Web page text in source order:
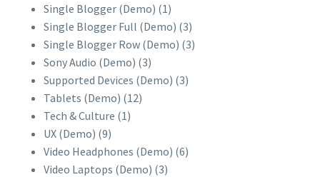
Single Blogger (Demo) (1)
Single Blogger Full (Demo) (3)
Single Blogger Row (Demo) (3)
Sony Audio (Demo) (3)
Supported Devices (Demo) (3)
Tablets (Demo) (12)
Tech & Culture (1)
UX (Demo) (9)
Video Headphones (Demo) (6)
Video Laptops (Demo) (3)